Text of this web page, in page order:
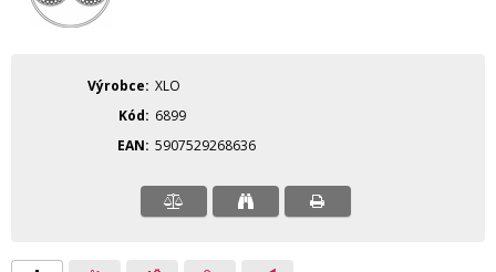
Výrobce XLO
Kód
6899
EAN 5907529268636